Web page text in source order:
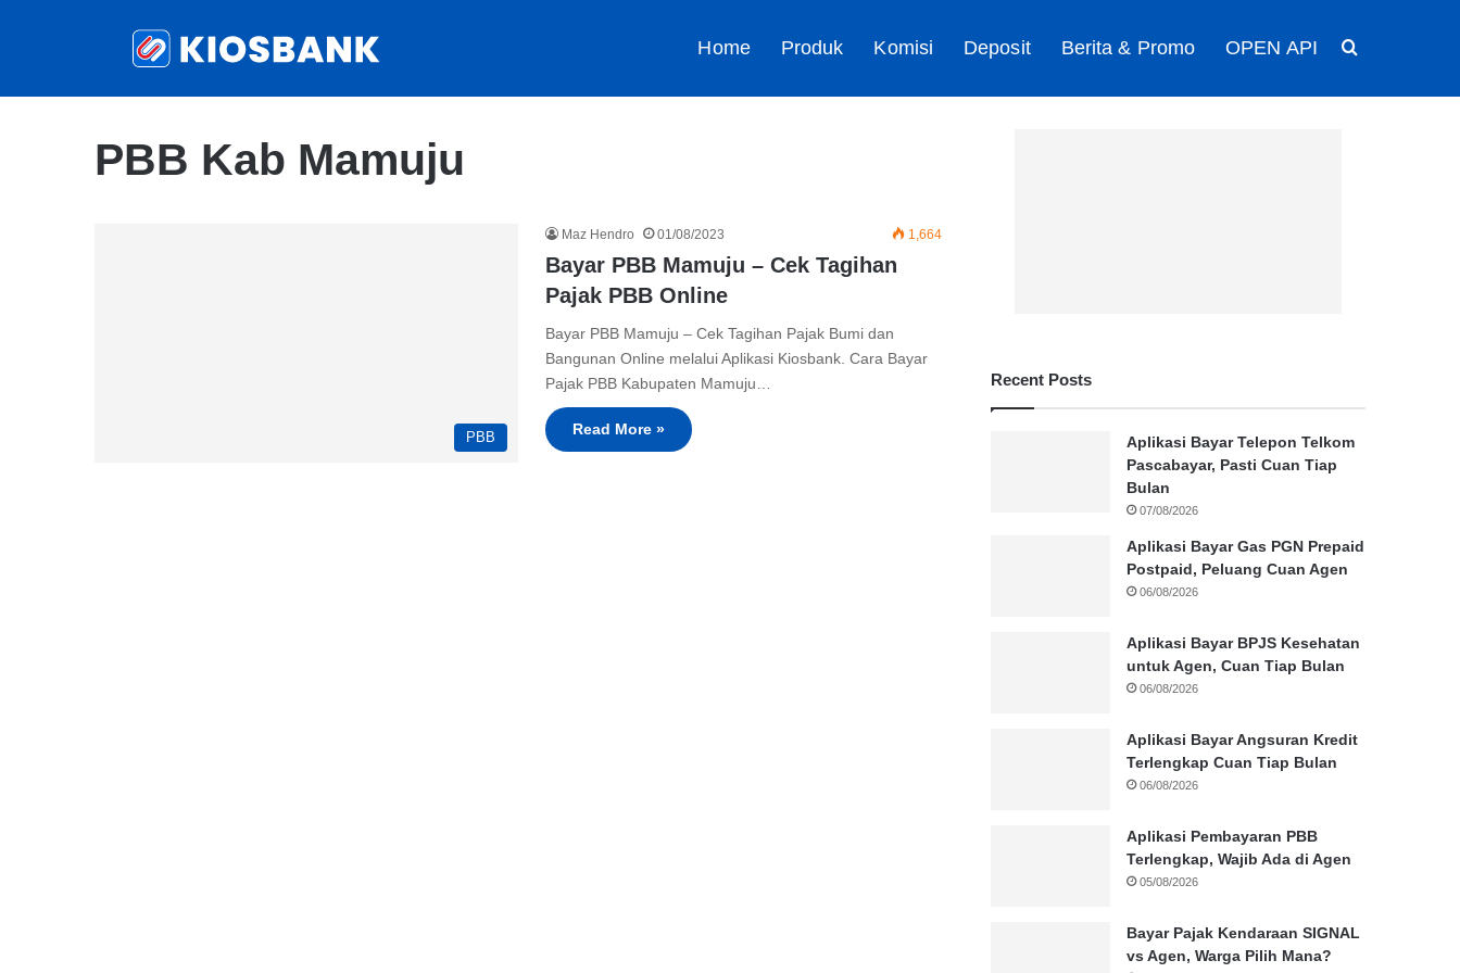
Home Produk Komisi Deposit Berita & Promo OPEN API
PBB Kab Mamuju
PBB
Maz Hendro 01/08/2023 1,664
Bayar PBB Mamuju – Cek Tagihan
Pajak PBB Online
Bayar PBB Mamuju – Cek Tagihan Pajak Bumi dan
Bangunan Online melalui Aplikasi Kiosbank. Cara Bayar
Pajak PBB Kabupaten Mamuju…
Read More »
Recent Posts
Aplikasi Bayar Telepon Telkom
Pascabayar, Pasti Cuan Tiap
Bulan
07/08/2026
Aplikasi Bayar Gas PGN Prepaid
Postpaid, Peluang Cuan Agen
06/08/2026
Aplikasi Bayar BPJS Kesehatan
untuk Agen, Cuan Tiap Bulan
06/08/2026
Aplikasi Bayar Angsuran Kredit
Terlengkap Cuan Tiap Bulan
06/08/2026
Aplikasi Pembayaran PBB
Terlengkap, Wajib Ada di Agen
05/08/2026
Bayar Pajak Kendaraan SIGNAL
vs Agen, Warga Pilih Mana?